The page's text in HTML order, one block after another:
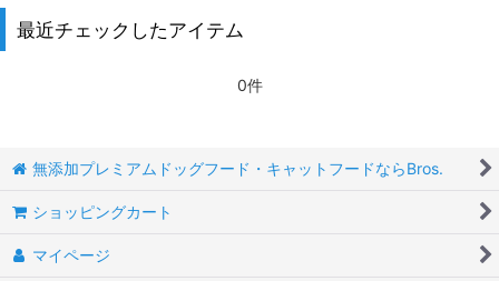
最近チェックしたアイテム
0件
無添加プレミアムドッグフード・キャットフードならBros.
ショッピングカート
マイページ